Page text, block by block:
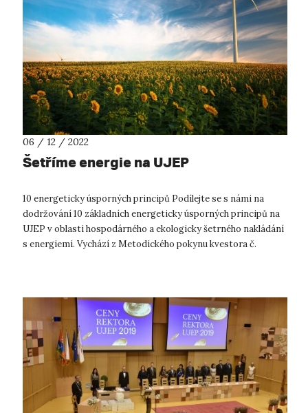
06 / 12 / 2022
Šetříme energie na UJEP
10 energeticky úsporných principů Podílejte se s námi na
dodržování 10 základních energeticky úsporných principů na
UJEP v oblasti hospodárného a ekologicky šetrného nakládání
s energiemi. Vychází z Metodického pokynu kvestora č.